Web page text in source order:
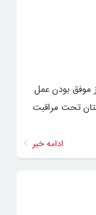
موفق بودن عمل
تحت مراقبت
ادامه خبر